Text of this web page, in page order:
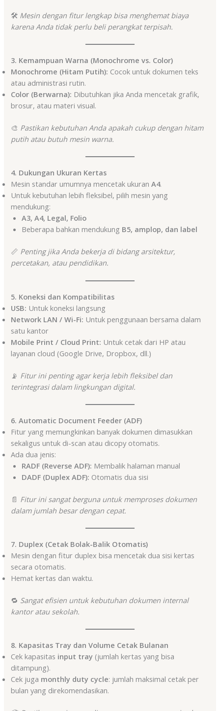
🛠️ Mesin dengan fitur lengkap bisa menghemat biaya
karena Anda tidak perlu beli perangkat terpisah.
3. Kemampuan Warna (Monochrome vs. Color)
Monochrome (Hitam Putih): Cocok untuk dokumen teks
atau administrasi rutin.
Color (Berwarna): Dibutuhkan jika Anda mencetak grafik,
brosur, atau materi visual.
🎨 Pastikan kebutuhan Anda apakah cukup dengan hitam
putih atau butuh mesin warna.
4. Dukungan Ukuran Kertas
Mesin standar umumnya mencetak ukuranA4.
Untuk kebutuhan lebih fleksibel, pilih mesin yang
mendukung:
A3, A4, Legal, Folio
Beberapa bahkan mendukung B5, amplop, dan label
📏 Penting jika Anda bekerja di bidang arsitektur,
percetakan, atau pendidikan.
5. Koneksi dan Kompatibilitas
USB: Untuk koneksi langsung
Network LAN / Wi-Fi: Untuk penggunaan bersama dalam
satu kantor
Mobile Print / Cloud Print: Untuk cetak dari HP atau
layanan cloud (Google Drive, Dropbox, dll.)
📡 Fitur ini penting agar kerja lebih fleksibel dan
terintegrasi dalam lingkungan digital.
6. Automatic Document Feeder (ADF)
Fitur yang memungkinkan banyak dokumen dimasukkan
sekaligus untuk di-scan atau dicopy otomatis.
Ada dua jenis:
RADF (Reverse ADF): Membalik halaman manual
DADF (Duplex ADF): Otomatis dua sisi
📄 Fitur ini sangat berguna untuk memproses dokumen
dalam jumlah besar dengan cepat.
7. Duplex (Cetak Bolak-Balik Otomatis)
Mesin dengan fitur duplex bisa mencetak dua sisi kertas
secara otomatis.
Hemat kertas dan waktu.
🔁 Sangat efisien untuk kebutuhan dokumen internal
kantor atau sekolah.
8. Kapasitas Tray dan Volume Cetak Bulanan
Cek kapasitas input tray (jumlah kertas yang bisa
ditampung).
Cek juga monthly duty cycle: jumlah maksimal cetak per
bulan yang direkomendasikan.